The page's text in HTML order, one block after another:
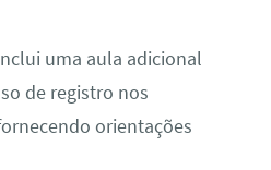
uma aula adicional
de registro nos
orientações